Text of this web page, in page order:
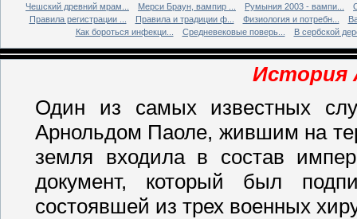
Чешский древний мрам...
Мерси Браун, вампир ... Румыния 2003 - вампи...
Правила регистрации ...
Правила и традиции ф... Физиология и потребн...
Как бороться инфекци...
Средневековые поверь... В сербской
История
Один из самых известных
Арнольдом Паоле, жившим на
земля входила в состав
документ, который был
состоявшей из трех военных